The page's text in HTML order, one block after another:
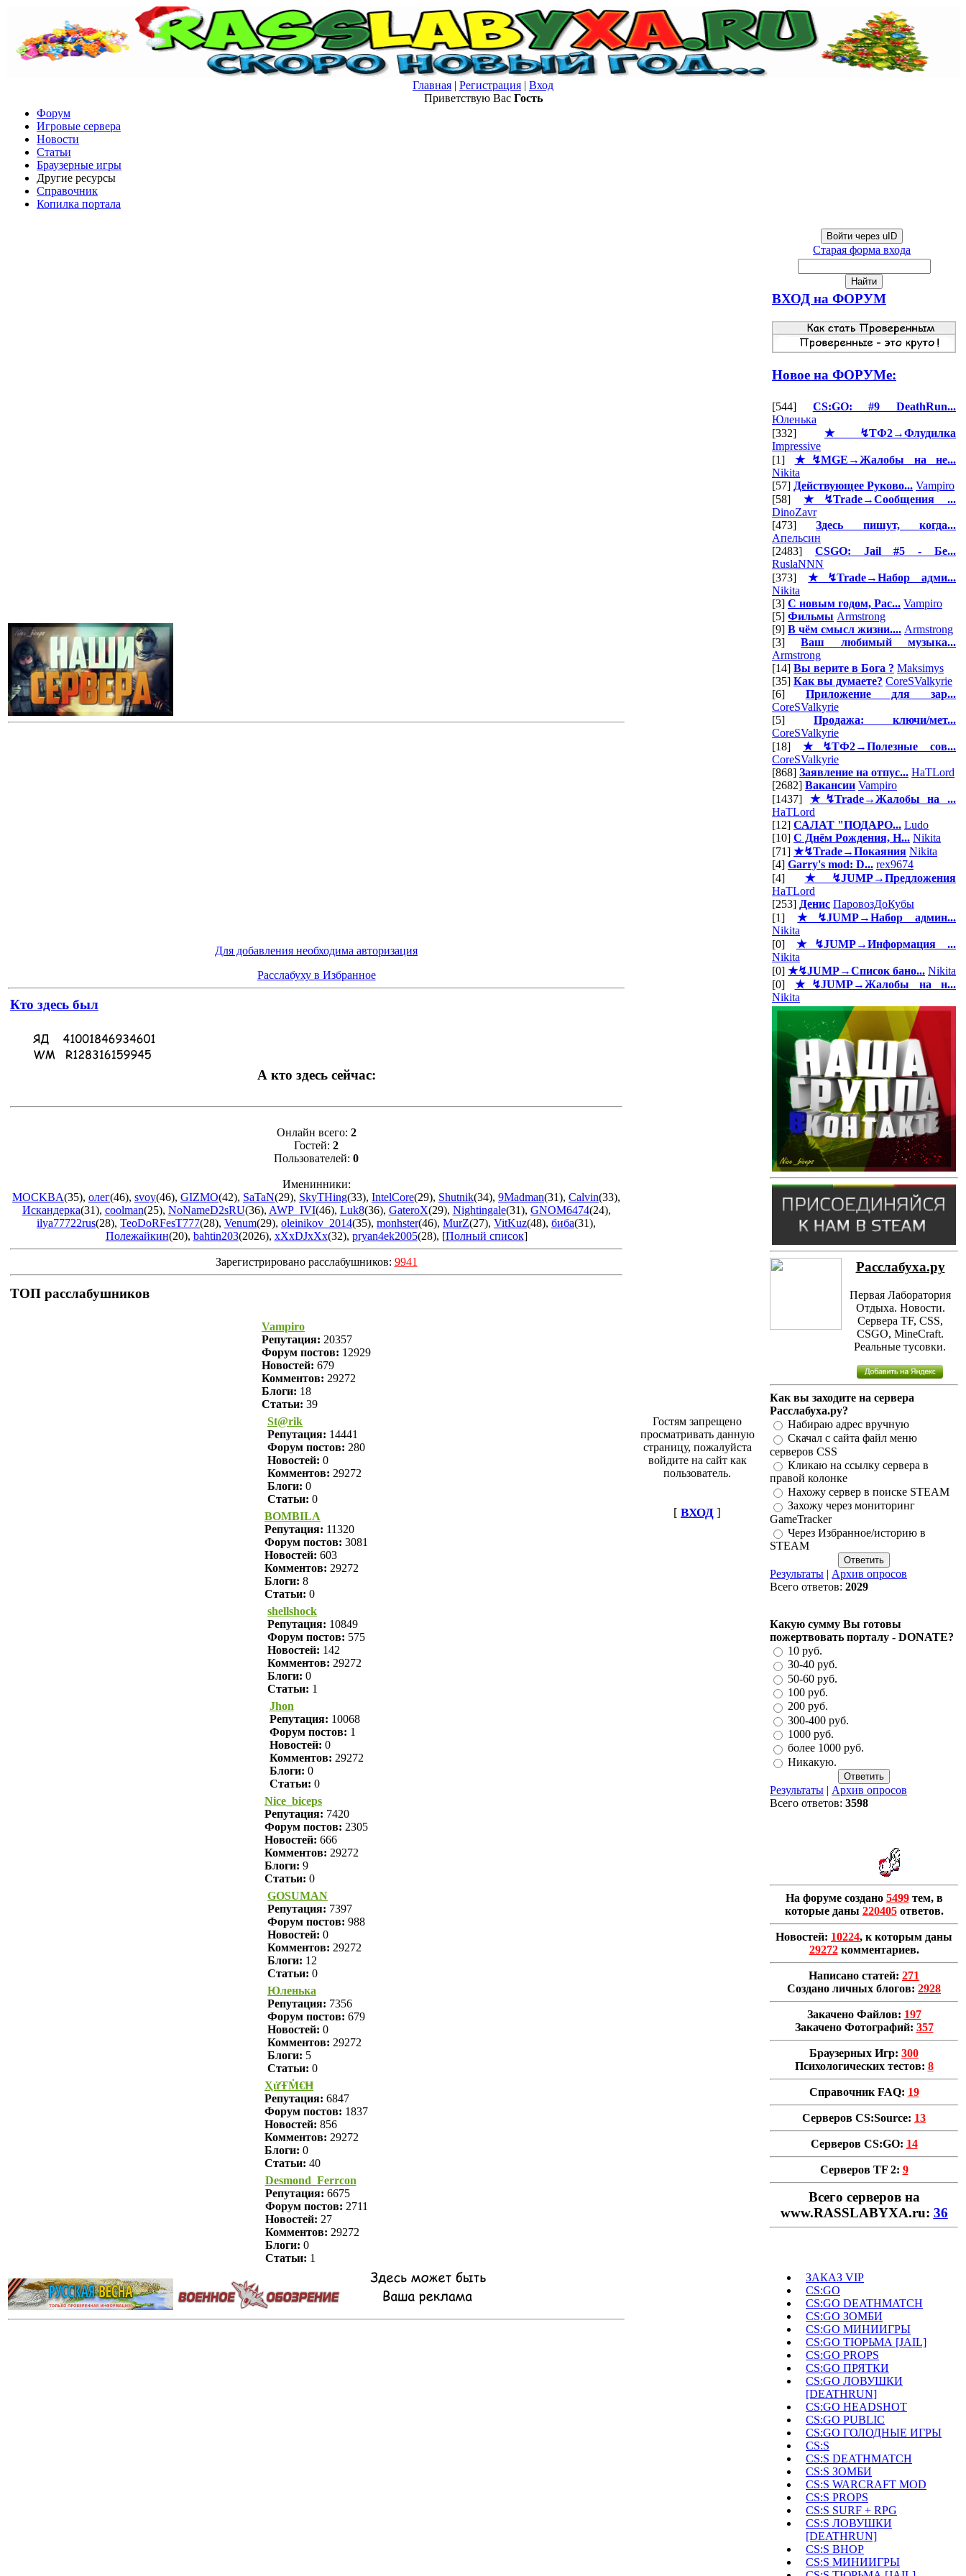
Главная | Регистрация | Вход
Приветствую Вас Гость
Форум
Игровые сервера
Новости
Статьи
Браузерные игры
Другие ресурсы
Справочник
Копилка портала
Для добавления необходима авторизация
Расслабуху в Избранное
Кто здесь был
А кто здесь сейчас:
Онлайн всего: 2
Гостей: 2
Пользователей: 0
Именинники:
MOCKBA(35), олег(46), svoy(46), GIZMO(42), SaTaN(29), SkyTHing(33), IntelCore(29), Shutnik(34), 9Madman(31), Calvin(33),
Искандерка(31), coolman(25), NoNameD2sRU(36), AWP_IVI(46), Luk8(36), GateroX(29), Nightingale(31), GNOM6474(24),
ilya77722rus(28), TeoDoRFesT777(28), Venum(29), oleinikov_2014(35), monhster(46), MurZ(27), VitKuz(48), биба(31),
Полежайкин(20), bahtin203(2026), xXxDJxXx(32), pryan4ek2005(28), [Полный список]
Зарегистрировано расслабушников: 9941
ТОП расслабушников
Vampiro
Репутация: 20357
Форум постов: 12929
Новостей: 679
Комментов: 29272
Блоги: 18
Статьи: 39
St@rik
Репутация: 14441
Форум постов: 280
Новостей: 0
Комментов: 29272
Блоги: 0
Статьи: 0
BOMBILA
Репутация: 11320
Форум постов: 3081
Новостей: 603
Комментов: 29272
Блоги: 8
Статьи: 0
shellshock
Репутация: 10849
Форум постов: 575
Новостей: 142
Комментов: 29272
Блоги: 0
Статьи: 1
Jhon
Репутация: 10068
Форум постов: 1
Новостей: 0
Комментов: 29272
Блоги: 0
Статьи: 0
Nice_biceps
Репутация: 7420
Форум постов: 2305
Новостей: 666
Комментов: 29272
Блоги: 9
Статьи: 0
GOSUMAN
Репутация: 7397
Форум постов: 988
Новостей: 0
Комментов: 29272
Блоги: 12
Статьи: 0
Юленька
Репутация: 7356
Форум постов: 679
Новостей: 0
Комментов: 29272
Блоги: 5
Статьи: 0
ҲửŦṀ€Ħ
Репутация: 6847
Форум постов: 1837
Новостей: 856
Комментов: 29272
Блоги: 0
Статьи: 40
Desmond_Ferrcon
Репутация: 6675
Форум постов: 2711
Новостей: 27
Комментов: 29272
Блоги: 0
Статьи: 1
Гостям запрещено
просматривать данную
страницу, пожалуйста
войдите на сайт как
пользователь.
[ ВХОД ]
Войти через uID
Старая форма входа
ВХОД на ФОРУМ
Новое на ФОРУМе:
[544] CS:GO: #9 DeathRun...
Юленька
[332] ★↯ТФ2→Флудилка
Impressive
[1] ★↯MGE→Жалобы на не...
Nikita
[57] Действующее Руково... Vampiro
[58] ★↯Trade→Сообщения ...
DinoZavr
[473]Здесь пишут, когда...
Апельсин
[2483] CSGO: Jail #5 - Бе...
RuslaNNN
[373]★↯Trade→Набор адми...
Nikita
[3] С новым годом, Рас... Vampiro
[5] Фильмы Armstrong
[9] В чём смысл жизни.... Armstrong
[3]Ваш любимый музыка...
Armstrong
[14] Вы верите в Бога ? Maksimys
[35] Как вы думаете? CoreSValkyrie
[6] Приложение для зар...
CoreSValkyrie
[5] Продажа: ключи/мет...
CoreSValkyrie
[18] ★↯ТФ2→Полезные сов...
CoreSValkyrie
[868] Заявление на отпус... HaTLord
[2682] Вакансии Vampiro
[1437] ★↯Trade→Жалобы на ...
HaTLord
[12] САЛАТ "ПОДАРО... Ludo
[10] С Днём Рождения, Н... Nikita
[71] ★↯Trade→Покаяния Nikita
[4] Garry's mod: D... rex9674
[4] ★↯JUMP→Предложения
HaTLord
[253] Денис ПаровозДоКубы
[1]★↯JUMP→Набор админ...
Nikita
[0] ★↯JUMP→Информация ...
Nikita
[0] ★↯JUMP→Список бано... Nikita
[0] ★↯JUMP→Жалобы на н...
Nikita
Расслабуха.ру
Первая Лаборатория
Отдыха. Новости.
Сервера TF, CSS,
CSGO, MineCraft.
Реальные тусовки.
Как вы заходите на сервера
Расслабуха.ру?
Набираю адрес вручную
Скачал с сайта файл меню
серверов CSS
Кликаю на ссылку сервера в
правой колонке
Нахожу сервер в поиске STEAM
Захожу через мониторинг
GameTracker
Через Избранное/историю в
STEAM
Результаты | Архив опросов
Всего ответов: 2029
Какую сумму Вы готовы
пожертвовать порталу - DONATE?
10 руб.
30-40 руб.
50-60 руб.
100 руб.
200 руб.
300-400 руб.
1000 руб.
более 1000 руб.
Никакую.
Результаты | Архив опросов
Всего ответов: 3598
На форуме создано 5499тем, в
которые даны 220405ответов.
Новостей: 10224, к которым даны
29272комментариев.
Написано статей: 271
Создано личных блогов: 2928
Закачено Файлов: 197
Закачено Фотографий: 357
Браузерных Игр: 300
Психологических тестов: 8
Справочник FAQ: 19
Серверов CS:Source: 13
Серверов CS:GO: 14
Серверов TF 2: 9
Всего cерверов на
www.RASSLABYXA.ru: 36
ЗАКАЗ VIP
CS:GO
CS:GO DEATHMATCH
CS:GO ЗОМБИ
CS:GO МИНИИГРЫ
CS:GO ТЮРЬМА [JAIL]
CS:GO PROPS
CS:GO ПРЯТКИ
CS:GO ЛОВУШКИ
[DEATHRUN]
CS:GO HEADSHOT
CS:GO PUBLIC
CS:GO ГОЛОДНЫЕ ИГРЫ
CS:S
CS:S DEATHMATCH
CS:S ЗОМБИ
CS:S WARCRAFT MOD
CS:S PROPS
CS:S SURF + RPG
CS:S ЛОВУШКИ
[DEATHRUN]
CS:S BHOP
CS:S МИНИИГРЫ